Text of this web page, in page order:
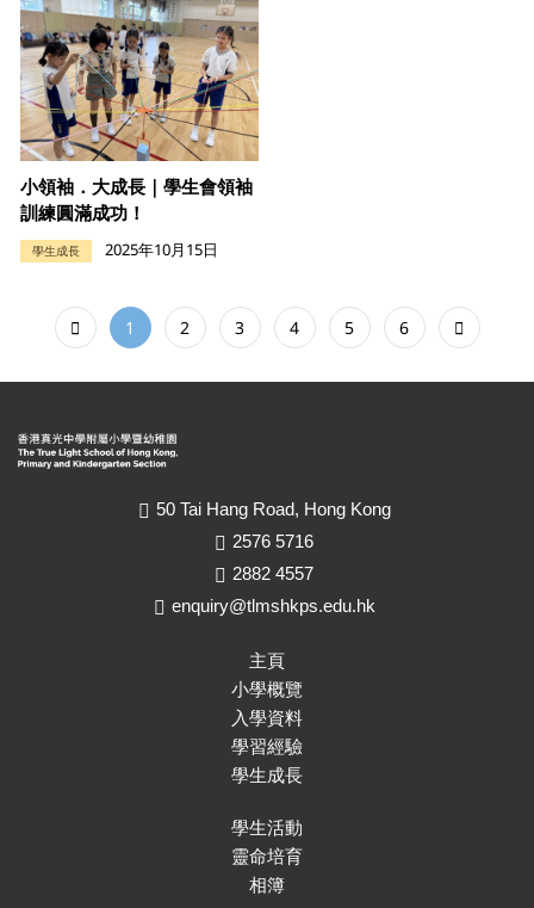
小領袖．大成長｜學生會領袖
訓練圓滿成功！
學生成長 2025年10月15日
1 2 3 4 5 6
50 Tai Hang Road, Hong Kong
2576 5716
2882 4557
enquiry@tlmshkps.edu.hk
主頁
小學概覽
入學資料
學習經驗
學生成長
學生活動
靈命培育
相簿